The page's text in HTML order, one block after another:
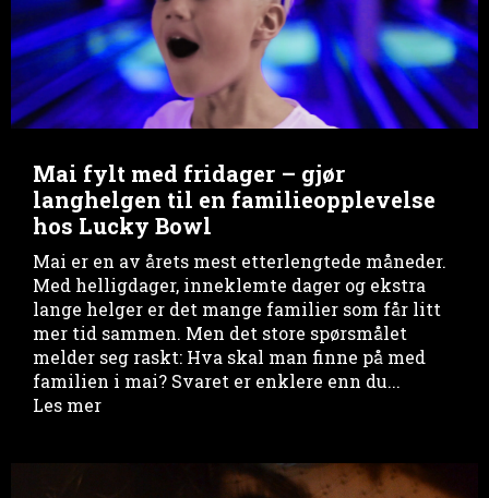
Mai fylt med fridager – gjør
langhelgen til en familieopplevelse
hos Lucky Bowl
Mai er en av årets mest etterlengtede måneder.
Med helligdager, inneklemte dager og ekstra
lange helger er det mange familier som får litt
mer tid sammen. Men det store spørsmålet
melder seg raskt: Hva skal man finne på med
familien i mai? Svaret er enklere enn du...
Les mer